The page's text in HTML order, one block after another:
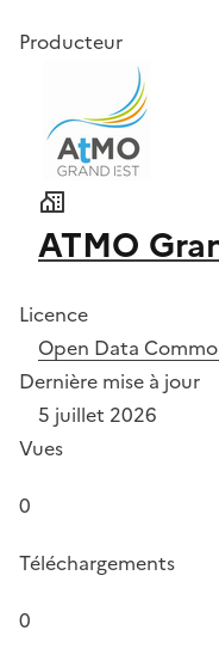
Producteur
ATMO
Licence
Open Data
Dernière mise à jour
5 juillet 2026
Vues
0
Téléchargements
0